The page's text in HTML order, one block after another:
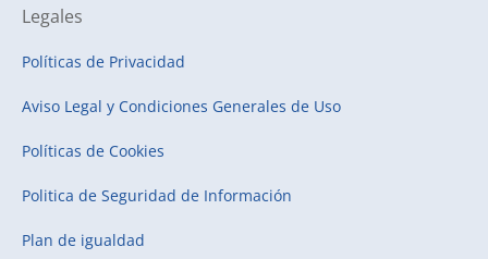
Legales
Políticas de Privacidad
Aviso Legal y Condiciones Generales de Uso
Políticas de Cookies
Politica de Seguridad de Información
Plan de igualdad